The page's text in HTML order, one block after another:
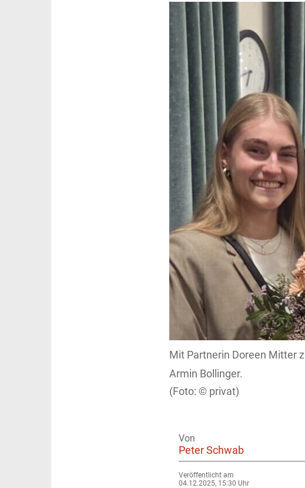
Mit Partnerin Doreen Mitter
Armin Bollinger.
privat)
Von
Peter Schwab
Veröffentlicht am
04.12.2025, 15:30 Uhr